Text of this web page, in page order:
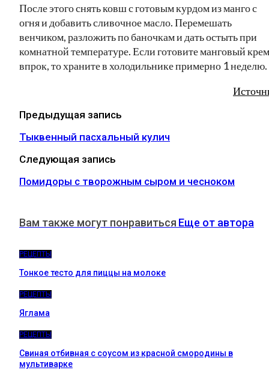
После этого снять ковш с готовым курдом из манго с
огня и добавить сливочное масло. Перемешать
венчиком, разложить по баночкам и дать остыть при
комнатной температуре. Если готовите манговый крем
впрок, то храните в холодильнике примерно 1 неделю.
Предыдущая запись
Тыквенный пасхальный кулич
Следующая запись
Помидоры с творожным сыром и чесноком
Вам также могут понравиться Еще от автора
РЕЦЕПТЫ
Тонкое тесто для пиццы на молоке
РЕЦЕПТЫ
Яглама
РЕЦЕПТЫ
Свиная отбивная с соусом из красной смородины в
мультиварке